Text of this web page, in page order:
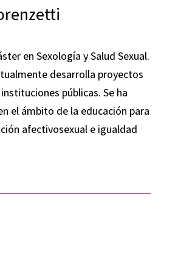
en Sexología y Salud Sexual.
desarrolla proyectos
públicas. Se ha
el ámbito de la educación para
afectivosexuale igualdad